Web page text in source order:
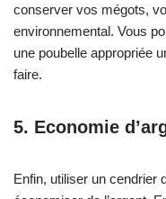
conserver vos mégots,
environnemental. Vous
une poubelle appropriée
faire.
5. Economie
Enfin, utiliser un cendrier